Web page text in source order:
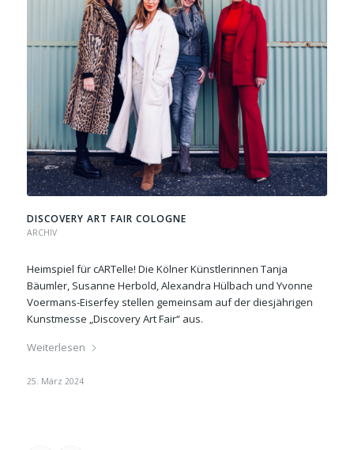
DISCOVERY ART FAIR COLOGNE
ARCHIV
Heimspiel für cARTelle! Die Kölner Künstlerinnen Tanja
Bäumler, Susanne Herbold, Alexandra Hülbach und Yvonne
Voermans-Eiserfey stellen gemeinsam auf der diesjährigen
Kunstmesse „Discovery Art Fair“ aus.
Weiterlesen
25. März 2024